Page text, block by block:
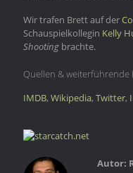
Wir trafen Brett auf der
Schauspielkollegin Kelly
Shooting brachte.
Quellen & weiterführende
IMDB, Wikipedia, Twitter,